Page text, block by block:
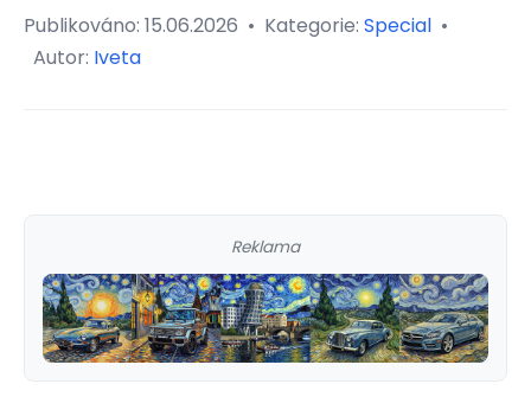
Publikováno: 15.06.2026 • Kategorie: Special •
Autor: Iveta
Reklama